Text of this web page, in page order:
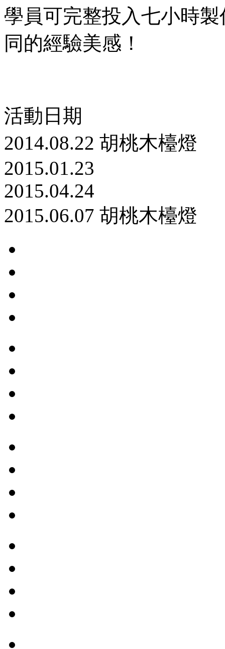
學員可完整投入七小時
同的經驗美感！
活動日期
2014.08.22 胡桃木檯燈
2015.01.23
2015.04.24
2015.06.07 胡桃木檯燈